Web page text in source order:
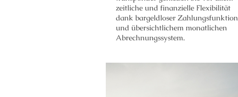
zeitliche und finanzielle Flexibilität
dank bargeldloser Zahlungsfunktion
und übersichtlichem monatlichen
Abrechnungssystem.